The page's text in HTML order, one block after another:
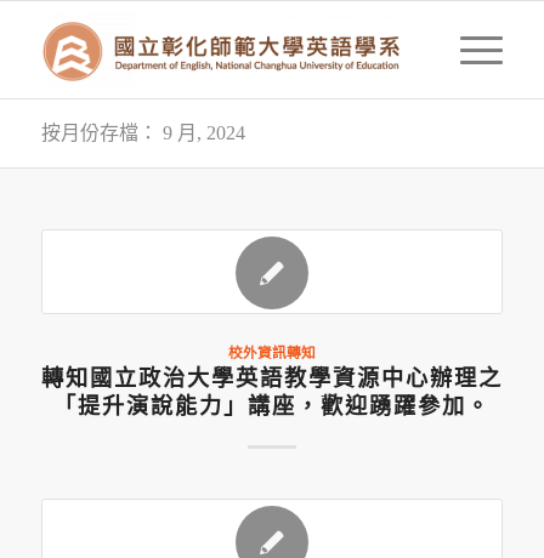
按月份存檔： 9 月, 2024
校外資訊轉知
轉知國立政治大學英語教學資源中心辦理之
「提升演說能力」講座，歡迎踴躍參加。